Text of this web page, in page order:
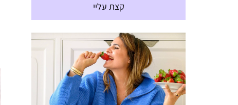
קצת עליי